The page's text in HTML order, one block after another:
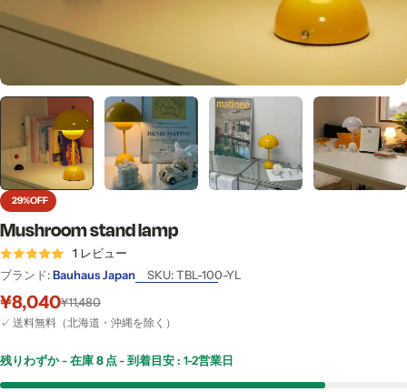
29%OFF
Mushroom stand lamp
1 レビュー
ブランド:Bauhaus Japan SKU:TBL-100-YL
セ
ー
価
¥8,040
通
常
格
¥11,480
✓ 送料無料（北海道・沖縄を除く）
残りわずか - 在庫8 点- 到着目安 : 1-2営業日